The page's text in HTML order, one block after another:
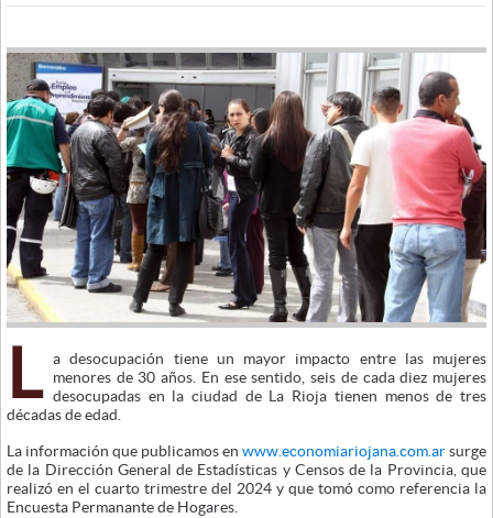
L
a desocupación tiene un mayor impacto entre las mujeres
menores de 30 años. En ese sentido, seis de cada diez mujeres
desocupadas en la ciudad de La Rioja tienen menos de tres
décadas de edad.
La información que publicamos en www.economiariojana.com.arsurge
de la Dirección General de Estadísticas y Censos de la Provincia, que
realizó en el cuarto trimestre del 2024 y que tomó como referencia la
Encuesta Permanante de Hogares.